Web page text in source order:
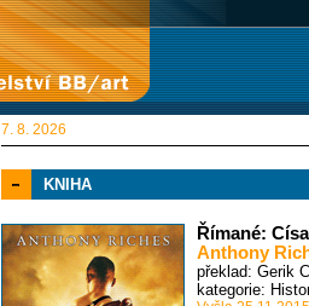
7. 8. 2026
KNIHA
Římané:
Anthony
překlad: Gerik
kategorie: